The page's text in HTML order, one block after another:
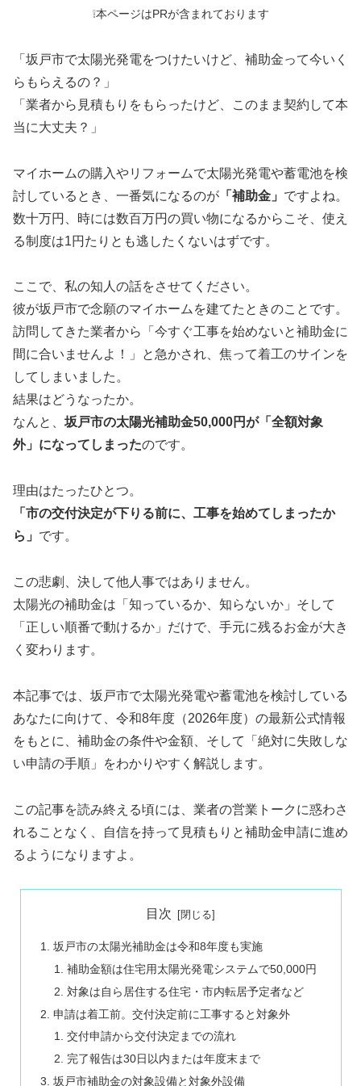
❕本ページはPRが含まれております
「坂戸市で太陽光発電をつけたいけど、補助金って今いく
らもらえるの？」
「業者から見積もりをもらったけど、このまま契約して本
当に大丈夫？」
マイホームの購入やリフォームで太陽光発電や蓄電池を検
討しているとき、一番気になるのが 「補助金」 ですよね。
数十万円、時には数百万円の買い物になるからこそ、使え
る制度は1円たりとも逃したくないはずです。
ここで、私の知人の話をさせてください。
彼が坂戸市で念願のマイホームを建てたときのことです。
訪問してきた業者から「今すぐ工事を始めないと補助金に
間に合いませんよ！」と急かされ、焦って着工のサインを
してしまいました。
結果はどうなったか。
なんと、 坂戸市の太陽光補助金50,000円が「全額対象
外」になってしまったのです。
理由はたったひとつ。
「市の交付決定が下りる前に、工事を始めてしまったか
ら」 です。
この悲劇、決して他人事ではありません。
太陽光の補助金は「知っているか、知らないか」そして
「正しい順番で動けるか」だけで、手元に残るお金が大き
く変わります。
本記事では、坂戸市で太陽光発電や蓄電池を検討している
あなたに向けて、令和8年度（2026年度）の最新公式情報
をもとに、補助金の条件や金額、そして「絶対に失敗しな
い申請の手順」をわかりやすく解説します。
この記事を読み終える頃には、業者の営業トークに惑わさ
れることなく、自信を持って見積もりと補助金申請に進め
るようになりますよ。
目次
坂戸市の太陽光補助金は令和8年度も実施
補助金額は住宅用太陽光発電システムで50,000円
対象は自ら居住する住宅・市内転居予定者など
申請は着工前。交付決定前に工事すると対象外
交付申請から交付決定までの流れ
完了報告は30日以内または年度末まで
坂戸市補助金の対象設備と対象外設備